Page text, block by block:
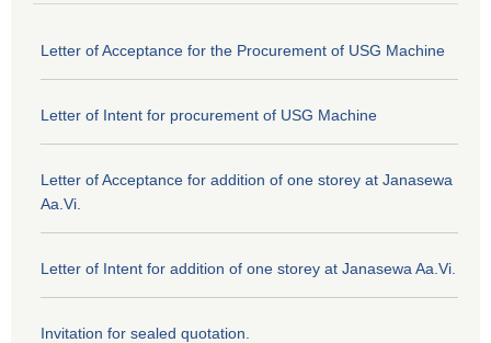
Letter of Acceptance for the Procurement of USG Machine
Letter of Intent for procurement of USG Machine
Letter of Acceptance for addition of one storey at Janasewa
Aa.Vi.
Letter of Intent for addition of one storey at Janasewa Aa.Vi.
Invitation for sealed quotation.